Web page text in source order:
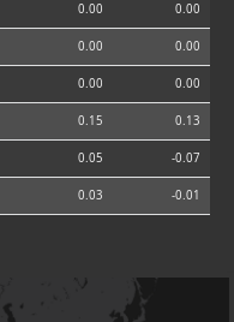
0.00 0.00
0.00 0.00
0.00 0.00
0.15 0.13
0.05 -0.07
0.03 -0.01